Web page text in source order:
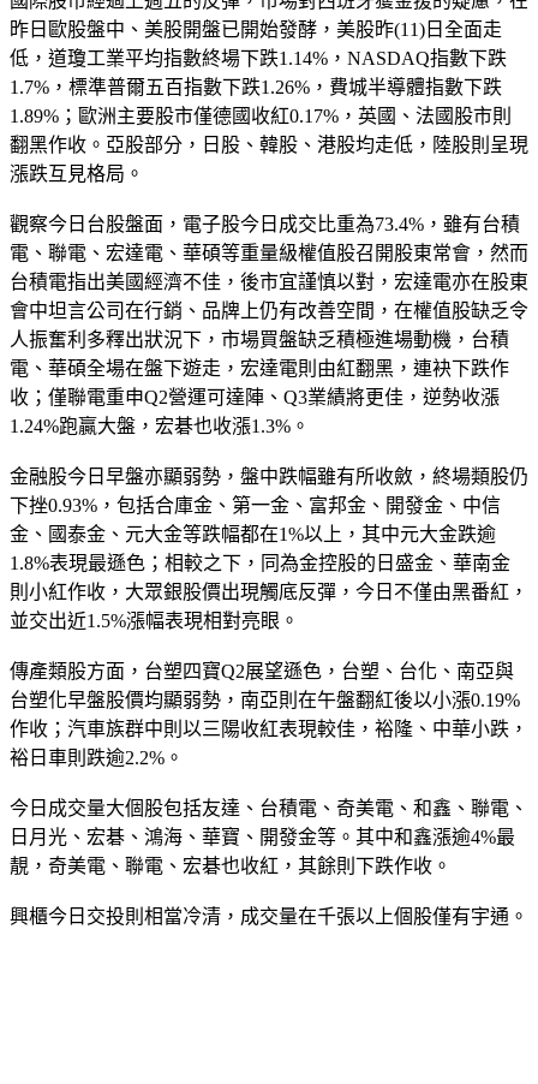
昨日歐股盤中、美股開盤已開始發酵，美股昨(11)日全面走
低，道瓊工業平均指數終場下跌1.14%，NASDAQ指數下跌
1.7%，標準普爾五百指數下跌1.26%，費城半導體指數下跌
1.89%；歐洲主要股市僅德國收紅0.17%，英國、法國股市則
翻黑作收。亞股部分，日股、韓股、港股均走低，陸股則呈現
漲跌互見格局。
觀察今日台股盤面，電子股今日成交比重為73.4%，雖有台積
電、聯電、宏達電、華碩等重量級權值股召開股東常會，然而
台積電指出美國經濟不佳，後市宜謹慎以對，宏達電亦在股東
會中坦言公司在行銷、品牌上仍有改善空間，在權值股缺乏令
人振奮利多釋出狀況下，市場買盤缺乏積極進場動機，台積
電、華碩全場在盤下遊走，宏達電則由紅翻黑，連袂下跌作
收；僅聯電重申Q2營運可達陣、Q3業績將更佳，逆勢收漲
1.24%跑贏大盤，宏碁也收漲1.3%。
金融股今日早盤亦顯弱勢，盤中跌幅雖有所收斂，終場類股仍
下挫0.93%，包括合庫金、第一金、富邦金、開發金、中信
金、國泰金、元大金等跌幅都在1%以上，其中元大金跌逾
1.8%表現最遜色；相較之下，同為金控股的日盛金、華南金
則小紅作收，大眾銀股價出現觸底反彈，今日不僅由黑番紅，
並交出近1.5%漲幅表現相對亮眼。
傳產類股方面，台塑四寶Q2展望遜色，台塑、台化、南亞與
台塑化早盤股價均顯弱勢，南亞則在午盤翻紅後以小漲0.19%
作收；汽車族群中則以三陽收紅表現較佳，裕隆、中華小跌，
裕日車則跌逾2.2%。
今日成交量大個股包括友達、台積電、奇美電、和鑫、聯電、
日月光、宏碁、鴻海、華寶、開發金等。其中和鑫漲逾4%最
靚，奇美電、聯電、宏碁也收紅，其餘則下跌作收。
興櫃今日交投則相當冷清，成交量在千張以上個股僅有宇通。